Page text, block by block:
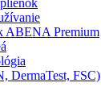
ABENA Premium
DermaTest, FSC)